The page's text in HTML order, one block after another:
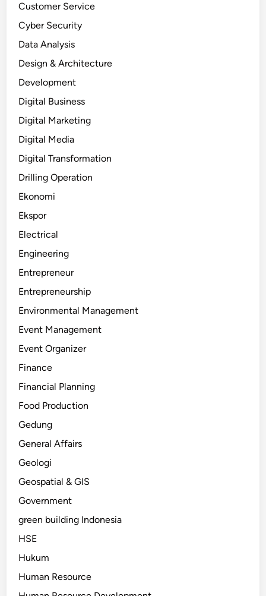
Customer Service
Cyber Security
Data Analysis
Design & Architecture
Development
Digital Business
Digital Marketing
Digital Media
Digital Transformation
Drilling Operation
Ekonomi
Ekspor
Electrical
Engineering
Entrepreneur
Entrepreneurship
Environmental Management
Event Management
Event Organizer
Finance
Financial Planning
Food Production
Gedung
General Affairs
Geologi
Geospatial & GIS
Government
green building Indonesia
HSE
Hukum
Human Resource